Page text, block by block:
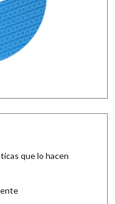
que lo hacen